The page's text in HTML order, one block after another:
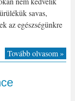
savas,
az egészségünkre
Tovább olvasom »